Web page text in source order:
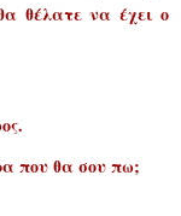
θέλατε να έχει ο
που θα σου πω;